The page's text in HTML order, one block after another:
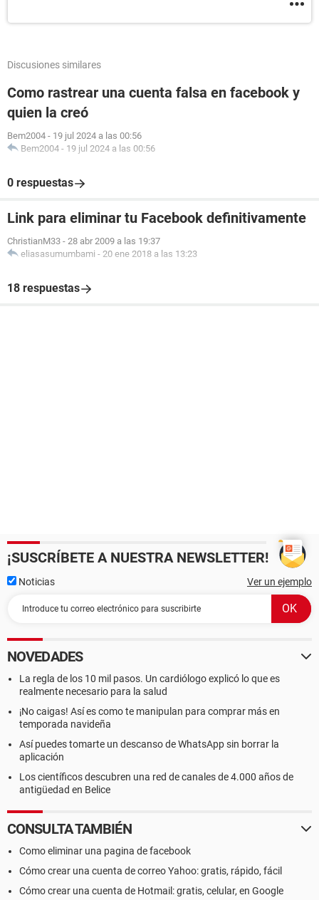
Discusiones similares
Como rastrear una cuenta falsa en facebook y
quien la creó
Bem2004 - 19 jul 2024 a las 00:56
Bem2004 - 19 jul 2024 a las 00:56
0 respuestas
Link para eliminar tu Facebook definitivamente
ChristianM33 - 28 abr 2009 a las 19:37
eliasasumumbami - 20 ene 2018 a las 13:23
18 respuestas
¡SUSCRÍBETE A NUESTRA NEWSLETTER!
Noticias Ver un ejemplo
NOVEDADES
La regla de los 10 mil pasos. Un cardiólogo explicó lo que es
realmente necesario para la salud
¡No caigas! Así es como te manipulan para comprar más en
temporada navideña
Así puedes tomarte un descanso de WhatsApp sin borrar la
aplicación
Los científicos descubren una red de canales de 4.000 años de
antigüedad en Belice
CONSULTA TAMBIÉN
Como eliminar una pagina de facebook
Cómo crear una cuenta de correo Yahoo: gratis, rápido, fácil
Cómo crear una cuenta de Hotmail: gratis, celular, en Google